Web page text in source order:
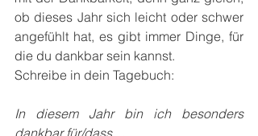
ob dieses Jahr sich leicht oder schwer
angefühlt hat, es gibt immer Dinge, für
die du dankbar sein kannst.
Schreibe in dein Tagebuch:
In diesem Jahr bin ich besonders